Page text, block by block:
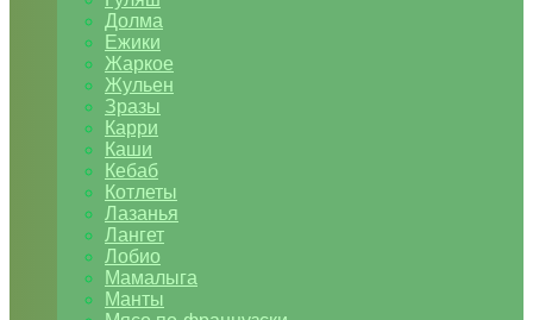
Долма
Ежики
Жаркое
Жульен
Зразы
Карри
Каши
Кебаб
Котлеты
Лазанья
Лангет
Лобио
Мамалыга
Манты